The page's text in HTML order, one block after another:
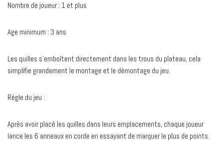
Nombre de joueur : 1 et plus
Age minimum : 3 ans
Les quilles s’emboîtent directement dans les trous du plateau, cela
simplifie grandement le montage et le démontage du jeu.
Règle du jeu :
Après avoir placé les quilles dans leurs emplacements, chaque joueur
lance les 6 anneaux en corde en essayant de marquer le plus de points.